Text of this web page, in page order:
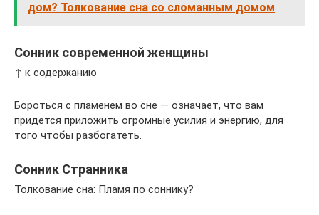
дом? Толкование сна со сломанным домом
Сонник современной женщины
↑ к содержанию
Бороться с пламенем во сне — означает, что вам
придется приложить огромные усилия и энергию, для
того чтобы разбогатеть.
Сонник Странника
Толкование сна: Пламя по соннику?